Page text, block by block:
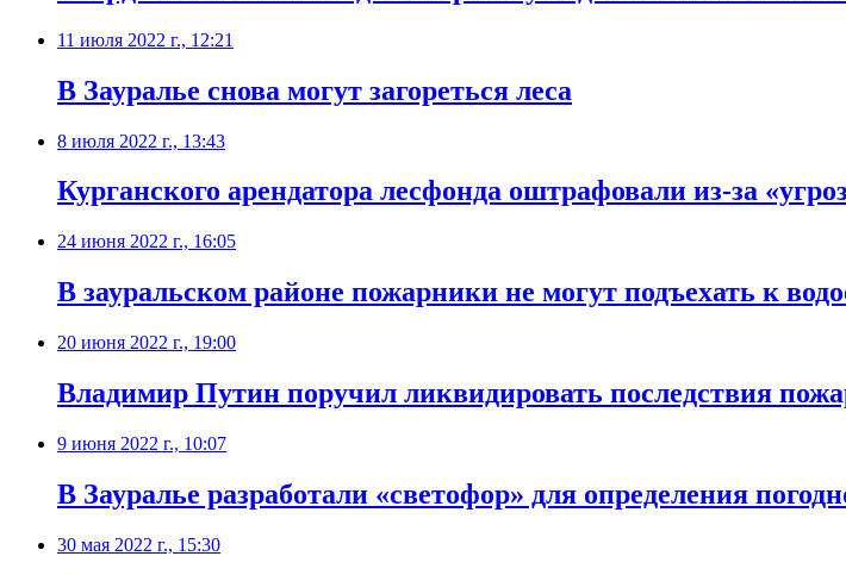
11 июля 2022 г., 12:21
В Зауралье снова могут загореться леса
8 июля 2022 г., 13:43
Курганского арендатора лесфонда оштрафовали из-за
24 июня 2022 г., 16:05
В зауральском районе пожарники не могут подъехать к
20 июня 2022 г., 19:00
Владимир Путин поручил ликвидировать последствия
9 июня 2022 г., 10:07
В Зауралье разработали «светофор» для определения
30 мая 2022 г., 15:30